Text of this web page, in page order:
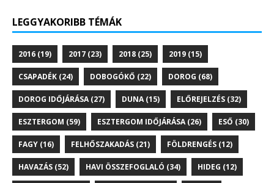
LEGGYAKORIBB TÉMÁK
2016 (19) 2017 (23) 2018 (25) 2019 (15)
CSAPADÉK (24) DOBOGÓKŐ (22) DOROG (68)
DOROG IDŐJÁRÁSA(27) DUNA(15) ELŐREJELZÉS (32)
ESZTERGOM (59) ESZTERGOM IDŐJÁRÁSA(26) ESŐ (30)
FAGY (16) FELHŐSZAKADÁS (21) FÖLDRENGÉS (12)
HAVAZÁS (52) HAVI ÖSSZEFOGLALÓ (34) HIDEG (12)